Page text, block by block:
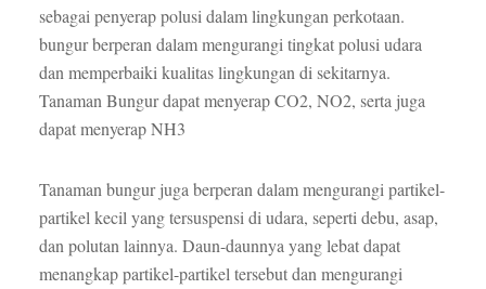
sebagai penyerap polusi dalam lingkungan perkotaan.
bungur berperan dalam mengurangi tingkat polusi udara
dan memperbaiki kualitas lingkungan di sekitarnya.
Tanaman Bungur dapat menyerap CO2, NO2, serta juga
dapat menyerap NH3
Tanaman bungur juga berperan dalam mengurangi partikel-
partikel kecil yang tersuspensi di udara, seperti debu, asap,
dan polutan lainnya. Daun-daunnya yang lebat dapat
menangkap partikel-partikel tersebut dan mengurangi